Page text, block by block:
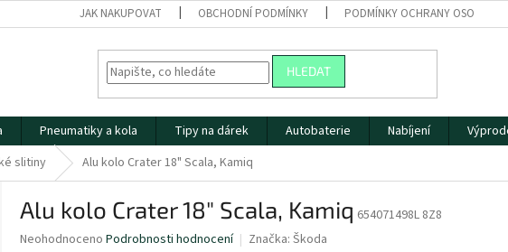
JAK NAKUPOVAT OBCHODNÍ PODMÍNKY PODMÍNKY OCHRANY OSOBNÍCH
HLEDAT
Pneumatiky a kola Tipy na dárek Autobaterie Nabíjení
slitiny Alu kolo Crater 18" Scala, Kamiq
Alu kolo Crater 18" Scala, Kamiq 654071498L 8Z8
Průměrné
Neohodnoceno Podrobnosti hodnocení Značka: Škoda